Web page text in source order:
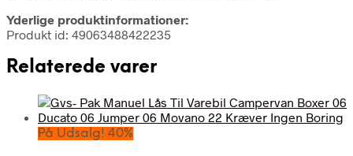
Yderlige produktinformationer:
Produkt id: 49063488422235
Relaterede varer
På Udsalg! 40%